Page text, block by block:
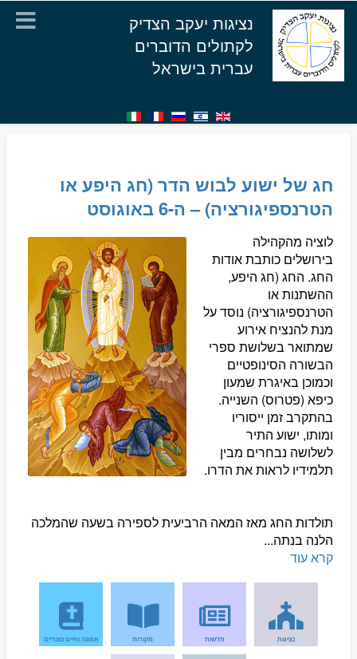
נציגות יעקב הצדיק
לקתולים הדוברים
עברית בישראל
חג של ישוע לבוש הדר (חג היפע או
הטרנספיגורציה) – ה-6 באוגוסט
לוציה מהקהילה
בירושלים כותבת אודות
החג. החג (חג היפע,
ההשתנות או
הטרנספיגורציה) נוסד על
מנת להנציח אירוע
שמתואר בשלושת ספרי
הבשורה הסינופטיים
וכמוכן באיגרת שמעון
כיפא (פטרוס) השנייה.
בהתקרב זמן ייסוריו
ומותו, ישוע התיר
לשלושה נבחרים מבין
תלמידיו לראות את הדרו.
תולדות החג מאז המאה הרביעית לספירה בשעה שהמלכה
הלנה בנתה...
קרא עוד
נציגות חדשות מקורות אמונה וחיים נוצריים